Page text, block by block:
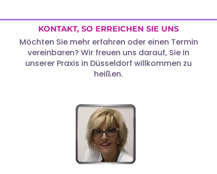
KONTAKT, SO ERREICHEN SIE UNS
Möchten Sie mehr erfahren oder einen Termin
vereinbaren? Wir freuen uns darauf, Sie in
unserer Praxis in Düsseldorf willkommen zu
heißen.